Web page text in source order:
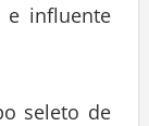
e influente
seleto de